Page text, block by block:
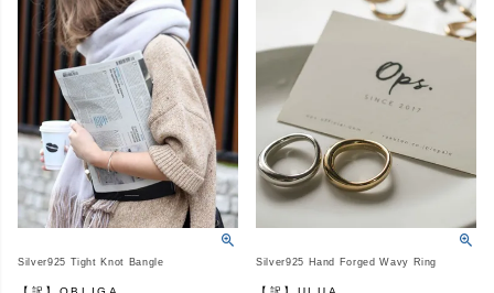
Silver925 Tight Knot Bangle Silver925 Hand Forged Wavy Ring